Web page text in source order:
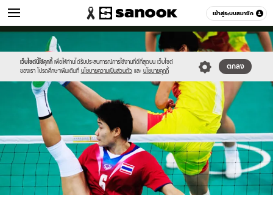
เข้าสู่ระบบสมาชิก
กีฬา หมวดอื่นๆ
เว็บไซต์นี้ใช้คุกกี้ เพื่อให้ท่านได้รับประสบการณ์การใช้งานที่ดีที่สุดบน เว็บไซต์
ของเรา โปรดศึกษาเพิ่มเติมที่ นโยบายความเป็นส่วนตัว และ นโยบายคุกกี้
ตกลง
//s.isanook.com/sr/0/images/logo-
new-
sanook.png
//s.isanook.com/sp/0/ud/4/23220/THAI.jpg